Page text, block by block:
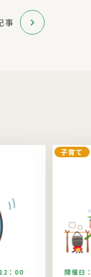
事
：00
子育て
開催日